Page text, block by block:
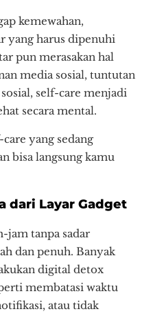
kemewahan,
yang harus dipenuhi
pun merasakan hal
media sosial, tuntutan
self-care menjadi
secara mental.
yang sedang
bisa langsung kamu
dari Layar Gadget
jam tanpa sadar
dan penuh. Banyak
digital detox
membatasi waktu
atau tidak